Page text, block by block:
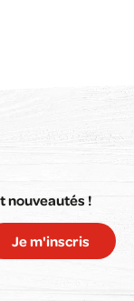
nouveautés !
Je m'inscris